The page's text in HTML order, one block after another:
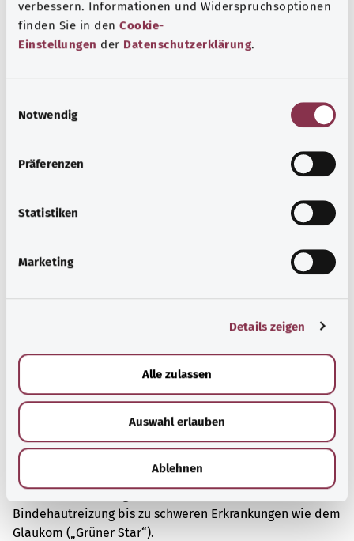
verbessern. Informationen und Widerspruchsoptionen
finden Sie in den Cookie-
Einstellungen der Datenschutzerklärung.
Notwendig
Präferenzen
Statistiken
Marketing
Details zeigen
Alle zulassen
Auswahl erlauben
Ablehnen
Im Mund- und Halsbereich findet nicht nur die
anatomischen Voraussetzungen dafür, dass der Mensch
Mehr erfahren
Augen
Krankheiten des Auges reichen von einer leichten
Bindehautreizung bis zu schweren Erkrankungen wie dem
Glaukom („Grüner Star“).